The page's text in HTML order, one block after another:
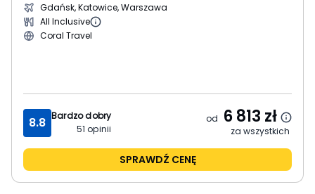
Gdańsk, Katowice, Warszawa
All Inclusive
Coral Travel
8.8 Bardzo dobry
51 opinii
od 6 813 zł
za wszystkich
SPRAWDŹ CENĘ